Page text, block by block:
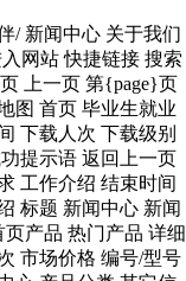
text-decoration: underline;"><span style="font-size: 18px;">社会招聘简历投递渠道-厦门人才网</span></a></p> <div class="footer_center_left"><div class="footer_title"><h3>联系我们</h3></div><div class="footer_center_left_list"><ul><li class="">电话：0592-3351333</li><li class="">邮箱：xmctid01@cxtc.com</li><li class="">微信：xmctidcom</li><li class="">地址：福建省厦门市集美区灌口镇金辉西路8号厦门势拓稀土永磁电机产业园6号楼三楼</li></ul></div></div><div class="footer_center_right"><div class="footer_title"><h3>官网二维码</h3></div><div><img src="/upload/ueditor/image/20241225/17351040961187421.png"/></div></div> <div class=" left-text"><div class="top"><h2>———— &nbsp;客户都在说</h2><div class="ceshi"><p><img src="http://picture.no3.mfdns.com/upload/cases/xysjx182/index/jisuanji.jpg"/><br/></p></div></div></div> <p class="welcome">欢迎反馈</p><h3 class="company-title">厦门势拓智动科技有限公司</h3><div class="fankui-font"><p>欢迎您来到厦门势拓智动科技有限公司网站，您想更多了解我们吗？您有什么问题与建议吗？请联系我们</p><p>电话：0592-3351333-8586</p><p>邮箱：xmctid01@cxtc.com</p><p>地址：厦门市集美区灌口镇金辉西路8-3号</p></div><div class="contact"><div class="phone"><p>联系我们，请拨打：</p><h1>0592-3351333-8586</h1></div><div class="more"><a href="/default.aspx?pageid=62" target="_self">更多+</a></div></div> <div class="index-about__con"><h3 class="in-title">公司简介</h3><div class="index-about-msg"><div class="about-pic"><img src="/upload/ueditor/image/20240419/17135013273208219.jpg"/></div><div class="about-text"><div class="text"><p>厦门势拓智动科技有限公司（以下简称“势拓智动）由厦门钨业股份有限公司投资成立，是一家集研发、制造、销售和服务于一体，专为畜牧养殖行业提供高品质稀土永磁电机的现代化企业。势拓智动位于总投资100亿元、占地1500亩的厦门势拓稀土永磁电机产业园内。建成后的产业园将成为千亿级电机产业集群。势拓智动秉承了先进的“产品开发管理理念 IPD”</p></div></div></div><div class="index-details"><a href="/default.aspx?pageid=66" target="_self">...更多信息</a></div></div> <div class="menu_56_banner p_banner"><div class="shade"><p class="wp">走进我们</p></div></div> <h3><span style="font-family: 宋体, SimSun;">在线留言</span></h3><p><span style="font-family: 宋体, SimSun;">我们收到您的咨询和反馈之后会及时回应您的反馈并解决各种问题。</span></p> <div class="menu_62_banner p_banner"> <div class="shade"> <p> 联系我们 </p> </div> </div> <div class="share-box"> <div class="share-text"> Share The Page </div> <ul class="share-wrapper"> <li class=""> <a href="https://www.facebook.com/sharer.php" target="_blank"><em class="iconfont icon-facebookfacebook51"></em></a> </li> <li class=""> <a href="https://twitter.com/intent/tweet" target="_blank"><em class="iconfont icon-twitter"></em></a> </li> <li class=""> <a href="https://www.linkedin.com/uas/login" target="_blank"><em class="iconfont icon-linkedin-fill"></em></a> </li> </ul> </div> <div id="productsview_statusid" class="xweb-ajaxmsg"></div> <div id="productsview_xweb-ajax-div" class="xweb-ajaxdiv">这里已调用系统的商品详细页模块,无需修改!</div> <script type="text/javascript" language="javascript"> var productsview_menuId=getthe_hrefvar("menuid"); var productsview_plusnmId=getthe_hrefvar("plusnmid"); var productsview_varIdVal=getthe_hrefvar("itemid"); var productsview_getHtmlFile="/ajax_asp/api_plus/products_view.asp"; productsview_getHtmlFile=productsview_getHtmlFile + "?menuid=" + productsview_menuId; productsview_getHtmlFile=productsview_getHtmlFile + "&plusnmid=" + productsview_plusnmId; productsview_getHtmlFile=productsview_getHtmlFile + "&itemid=" + productsview_varIdVal; showajax_div("productsview_statusid","productsview_xweb-ajax-div","xweb-ajaxdiv",productsview_getHtmlFile,0); </script> <script src="/templates/api_plus/jscript/jquery-1.2.6.pack.js" type="text/javascript" defer="defer"></